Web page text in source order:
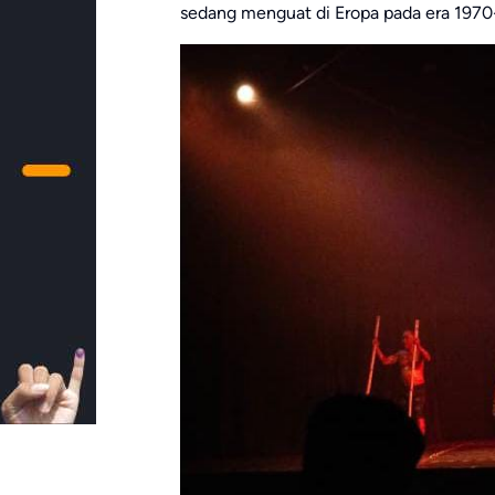
sedang menguat di Eropa pada era